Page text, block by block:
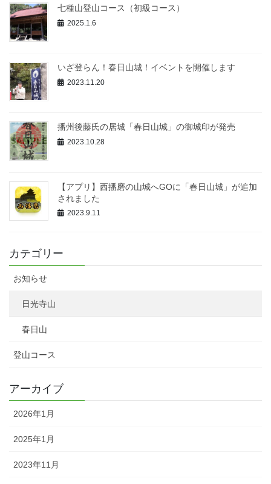
七種山登山コース（初級コース）
2025.1.6
いざ登らん！春日山城！イベントを開催します
2023.11.20
播州後藤氏の居城「春日山城」の御城印が発売
2023.10.28
【アプリ】西播磨の山城へGOに「春日山城」が追加
されました
2023.9.11
カテゴリー
お知らせ
日光寺山
春日山
登山コース
アーカイブ
2026年1月
2025年1月
2023年11月